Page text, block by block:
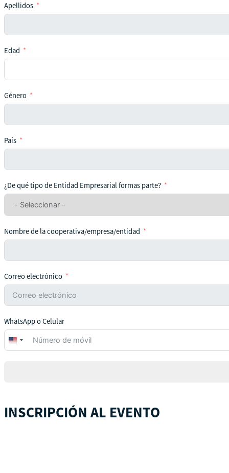
Apellidos
Edad
Género
País
¿De qué tipo de Entidad Empresarial formas parte?
Nombre de la cooperativa/empresa/entidad
Correo electrónico
WhatsApp o Celular
United
States
INSCRIPCIÓN AL EVENTO